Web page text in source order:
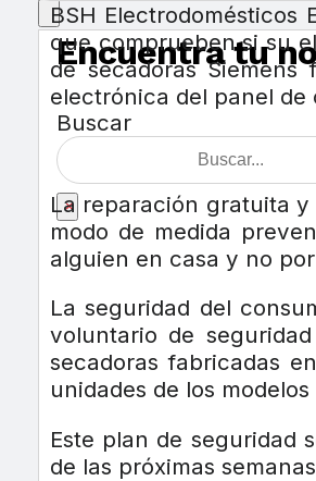
Encuentra tu
Buscar
×
BSH
que comprueben si su
de secadoras
electrónica del panel
La reparación gratuita
modo de medida
alguien en casa y no
La seguridad del
voluntario de
secadoras fabricadas
unidades de los
Este plan de seguridad
de las próximas